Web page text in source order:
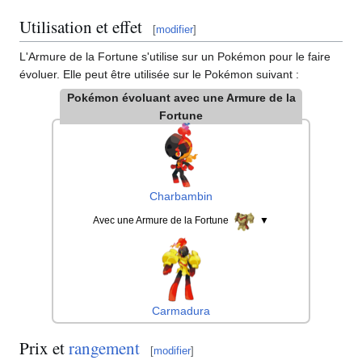
Utilisation et effet [modifier]
L'Armure de la Fortune s'utilise sur un Pokémon pour le faire
évoluer. Elle peut être utilisée sur le Pokémon suivant :
Pokémon évoluant avec une Armure de la
Fortune
Charbambin
Avec une Armure de la Fortune ▼
Carmadura
Prix etrangement [modifier]